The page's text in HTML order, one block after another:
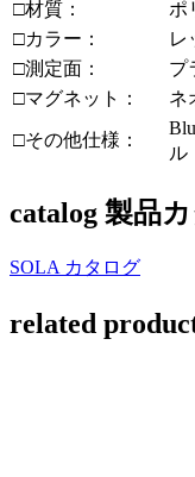
□材質：
ポ
□カラー：
レ
□測定面：
プ
□マグネット：
ネ
□その他仕様：
ル
catalog 製品
SOLA カタログ
related